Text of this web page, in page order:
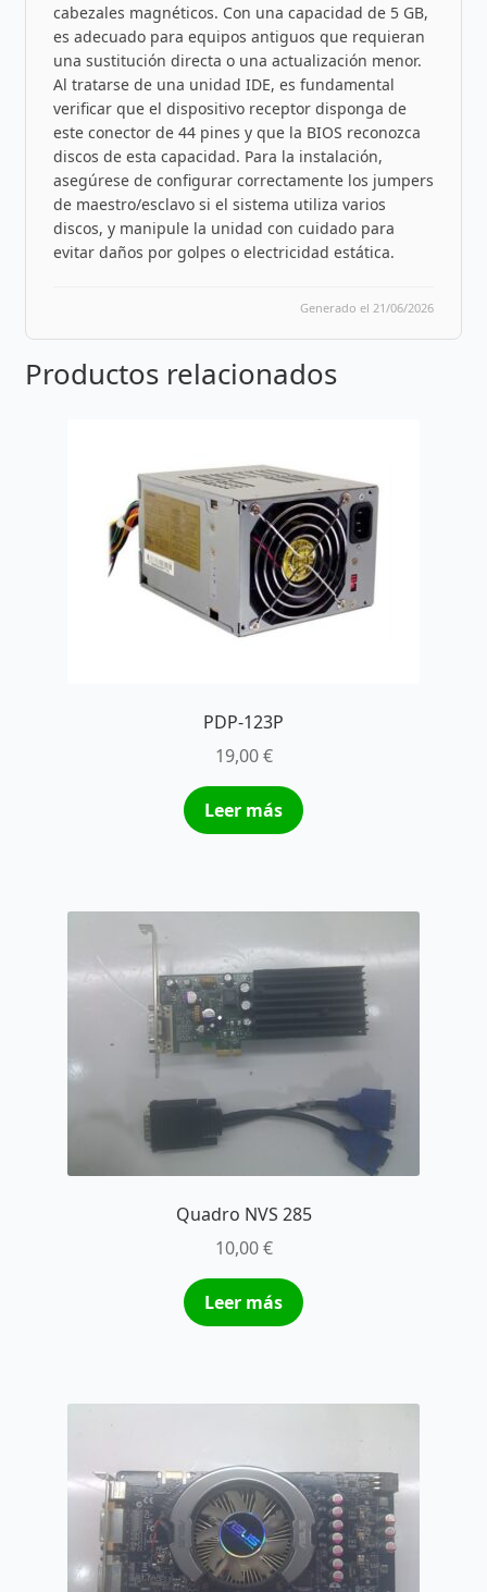
cabezales magnéticos. Con una capacidad de 5 GB,
es adecuado para equipos antiguos que requieran
una sustitución directa o una actualización menor.
Al tratarse de una unidad IDE, es fundamental
verificar que el dispositivo receptor disponga de
este conector de 44 pines y que la BIOS reconozca
discos de esta capacidad. Para la instalación,
asegúrese de configurar correctamente los jumpers
de maestro/esclavo si el sistema utiliza varios
discos, y manipule la unidad con cuidado para
evitar daños por golpes o electricidad estática.
Generado el 21/06/2026
Productos relacionados
PDP-123P
19,00€
Leer más
Quadro NVS 285
10,00€
Leer más